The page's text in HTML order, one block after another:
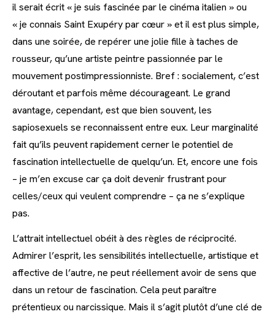
il serait écrit « je suis fascinée par le cinéma italien » ou
« je connais Saint Exupéry par cœur » et il est plus simple,
dans une soirée, de repérer une jolie fille à taches de
rousseur, qu’une artiste peintre passionnée par le
mouvement postimpressionniste. Bref : socialement, c’est
déroutant et parfois même décourageant. Le grand
avantage, cependant, est que bien souvent, les
sapiosexuels se reconnaissent entre eux. Leur marginalité
fait qu’ils peuvent rapidement cerner le potentiel de
fascination intellectuelle de quelqu’un. Et, encore une fois
– je m’en excuse car ça doit devenir frustrant pour
celles/ceux qui veulent comprendre – ça ne s’explique
pas.
L’attrait intellectuel obéit à des règles de réciprocité.
Admirer l’esprit, les sensibilités intellectuelle, artistique et
affective de l’autre, ne peut réellement avoir de sens que
dans un retour de fascination. Cela peut paraître
prétentieux ou narcissique. Mais il s’agit plutôt d’une clé de